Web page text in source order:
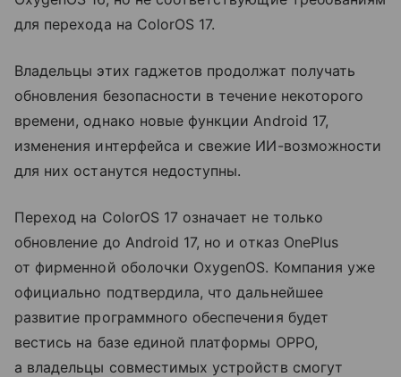
для перехода на ColorOS 17.
Владельцы этих гаджетов продолжат получать
обновления безопасности в течение некоторого
времени, однако новые функции Android 17,
изменения интерфейса и свежие ИИ-возможности
для них останутся недоступны.
Переход на ColorOS 17 означает не только
обновление до Android 17, но и отказ OnePlus
от фирменной оболочки OxygenOS. Компания уже
официально подтвердила, что дальнейшее
развитие программного обеспечения будет
вестись на базе единой платформы OPPO,
а владельцы совместимых устройств смогут